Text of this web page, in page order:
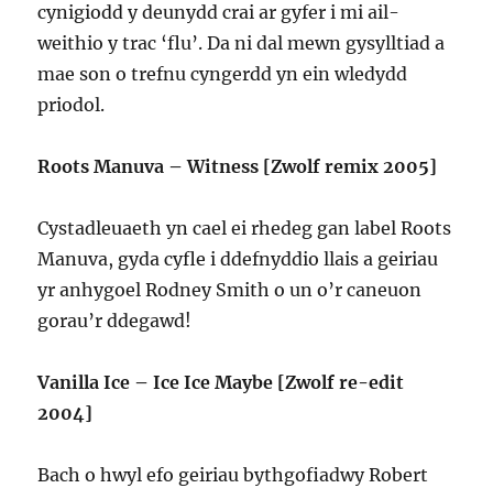
cynigiodd y deunydd crai ar gyfer i mi ail-
weithio y trac ‘flu’. Da ni dal mewn gysylltiad a
mae son o trefnu cyngerdd yn ein wledydd
priodol.
Roots Manuva – Witness [Zwolf remix 2005]
Cystadleuaeth yn cael ei rhedeg gan label Roots
Manuva, gyda cyfle i ddefnyddio llais a geiriau
yr anhygoel Rodney Smith o un o’r caneuon
gorau’r ddegawd!
Vanilla Ice – Ice Ice Maybe [Zwolf re-edit
2004]
Bach o hwyl efo geiriau bythgofiadwy Robert